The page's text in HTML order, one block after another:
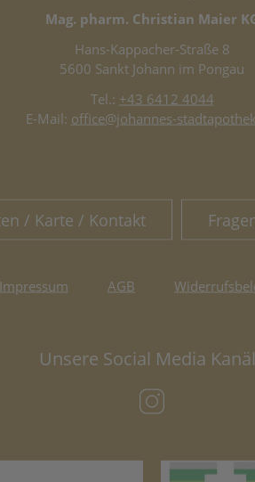
Mag. pharm. Christian Maier
Hans-Kappacher-Straße 8
5600 Sankt Johann im Pongau
Tel.: +43 6412 4044
E-Mail: office@johannes-
/ Karte / Kontakt
Impressum AGB
Unsere Social Media
(öffnet in neuem